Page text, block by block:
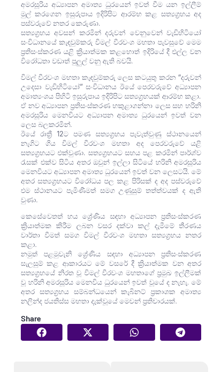
අමරසූරිය අධ්‍යාපන අමාත්‍ය ධුරයෙන් ඉවත් වීම යන ඉල්ලීම්
මුල් කරගෙන ඉසුරුපාය ඉදිරිපිට ආරම්භ කළ සත්‍යග්‍රහය අද
පස්වරුවේ නතර කෙරුණා.
සත්‍යග්‍රහය අවසන් කරමින් දරුවන් වෙනුවෙන් වැඩිහිටියෝ
සංවිධානයේ කැඳවුම්කරු විමල් වීරවංශ මහතා පැවසුවේ මෙම
ප්‍රතිසංස්කරණ යළි ක්‍රියාත්මක කළහොත් ඉදිරියේ දී එල්ල වන
විරෝධතා වඩාත් පුලුල් වනු ඇති බවයි.
විමල් වීරවංශ මහතා කැඳවුම්කරු ලෙස කටයුතු කරන “දරුවන්
උදෙසා වැඩිහිටියෝ” සංවිධානය ඊයේ පෙරවරුවේ අධ්‍යාපන
අමාත්‍යංශය පිහිටි ඉසුරුපාය ඉදිරිපිට සත්‍යග්‍රහයක් ආරම්භ කළා.
ඒ නව අධ්‍යාපන ප්‍රතිසංස්කරණ හකුළාගන්නා ලෙස සහ හරිනි
අමරසූරිය මෙනවියට අධ්‍යාපන අමාත්‍ය ධුරයෙන් ඉවත් වන
ලෙස බලකරමින්.
ඊයේ රාත්‍රී 12ට පමණ සත්‍යග්‍රහය පැවැත්වුණු ස්ථානයෙන්
නැගිට ගිය විමල් වීරවංශ මහතා අද පෙරවරුවේ යළි
සත්‍යග්‍රහයට එක්වුණා. සත්‍යග්‍රහයට සහය පළ කරමින් පාර්ශ්ව
රැසක් එක්ව සිටිය අතර ඔවුන් ඉල්ලා සිටියේ හරිනි අමරසූරිය
මෙනවියට අධ්‍යාපන අමාත්‍ය ධුරයෙන් ඉවත් වන ලෙසටයි. මේ
අතර සත්‍යග්‍රහයට විරෝධය පල කළ පිරිසක් ද අද පස්වරුවේ
එම ස්ථානයට පැමිණීමත් සමග උණුසුම් තත්ත්වයක් ද ඇති
වුණා.
කෙසේවෙතත් හය ශ්‍රේණිය සඳහා අධ්‍යාපන ප්‍රතිසංස්කරණ
ක්‍රියාත්මක කිරීම ලබන වසර දක්වා කල් දැමීමේ තීරණය
වාර්තා වීමත් සමග විමල් වීරවංශ මහතා සත්‍යග්‍රහය නතර
කළා.
නමුත් පළමුවැනි ශ්‍රේණිය සඳහා අධ්‍යාපන ප්‍රතිසංස්කරණ
සැලසුම් කළ ආකාරයට මේ වසරේ දී ක්‍රියාත්මක වන අතර
සත්‍යග්‍රහයේ නිරත වූ විමල් වීරවංශ මහතාගේ ප්‍රමුඛ ඉල්ලීමක්
වූ හරිනි අමරසූරිය මෙනවිය ධුරයෙන් ඉවත් වූයේ ද නැහැ. මේ
අතර සත්‍යග්‍රහය සම්බන්ධයෙන් කැබිනට් ප්‍රකාශක අමාත්‍ය
නලින්ද ජයතිස්ස මහතා දැක්වූයේ මෙවන් ප්‍රතිචාරයක්.
Share